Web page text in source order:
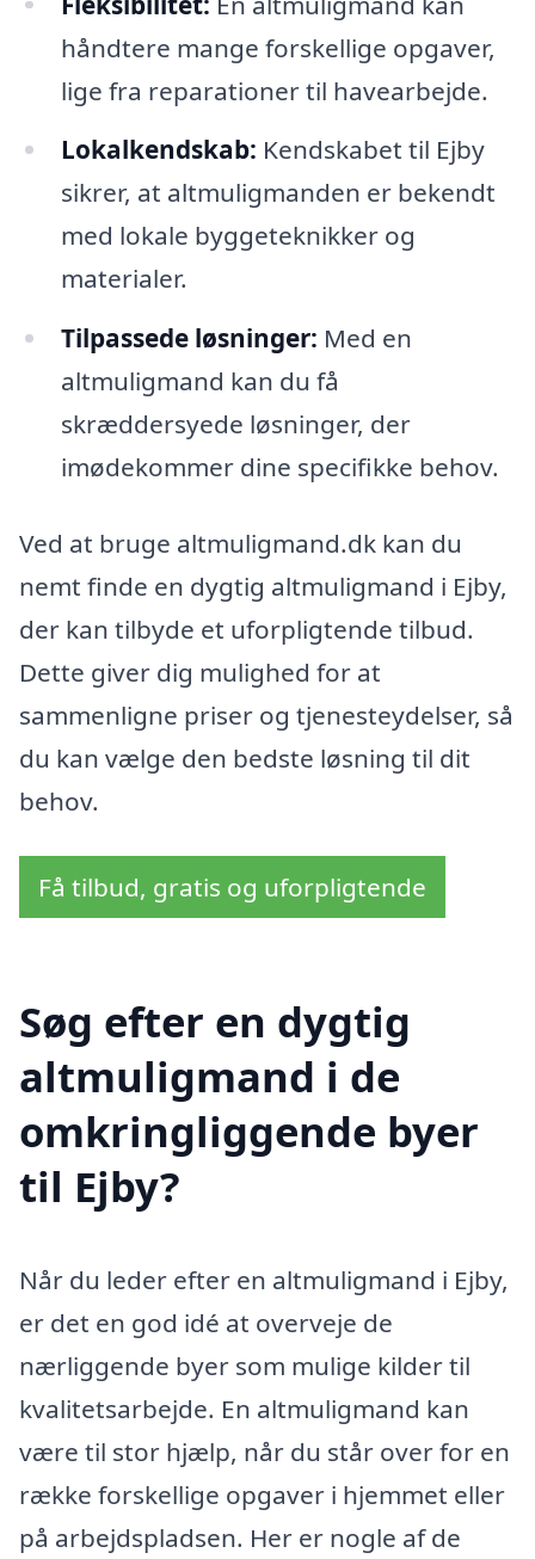
håndtere mange forskellige opgaver,
lige fra reparationer til havearbejde.
Lokalkendskab: Kendskabet til Ejby
sikrer, at altmuligmanden er bekendt
med lokale byggeteknikker og
materialer.
Tilpassede løsninger: Med en
altmuligmand kan du få
skræddersyede løsninger, der
imødekommer dine specifikke behov.
Ved at bruge altmuligmand.dk kan du
nemt finde en dygtig altmuligmand i Ejby,
der kan tilbyde et uforpligtende tilbud.
Dette giver dig mulighed for at
sammenligne priser og tjenesteydelser, så
du kan vælge den bedste løsning til dit
behov.
Få tilbud, gratis og uforpligtende
Søg efter en dygtig
altmuligmand i de
omkringliggende byer
til Ejby?
Når du leder efter en altmuligmand i Ejby,
er det en god idé at overveje de
nærliggende byer som mulige kilder til
kvalitetsarbejde. En altmuligmand kan
være til stor hjælp, når du står over for en
række forskellige opgaver i hjemmet eller
på arbejdspladsen. Her er nogle af de